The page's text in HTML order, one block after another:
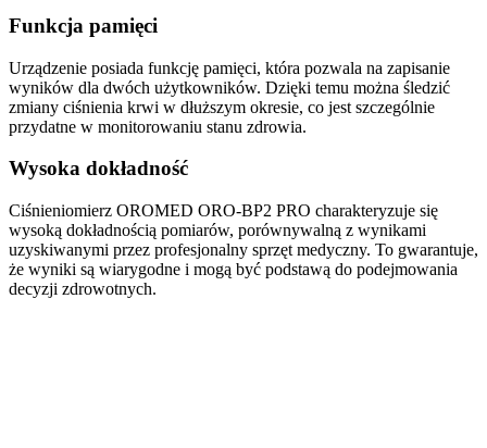
Funkcja pamięci
Urządzenie posiada funkcję pamięci, która pozwala na zapisanie
wyników dla dwóch użytkowników. Dzięki temu można śledzić
zmiany ciśnienia krwi w dłuższym okresie, co jest szczególnie
przydatne w monitorowaniu stanu zdrowia.
Wysoka dokładność
Ciśnieniomierz OROMED ORO-BP2 PRO charakteryzuje się
wysoką dokładnością pomiarów, porównywalną z wynikami
uzyskiwanymi przez profesjonalny sprzęt medyczny. To gwarantuje,
że wyniki są wiarygodne i mogą być podstawą do podejmowania
decyzji zdrowotnych.